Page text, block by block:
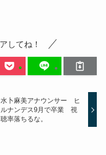
してね！
水卜麻美アナウンサー ヒ
ルナンデス9月で卒業 視
聴率落ちるな。